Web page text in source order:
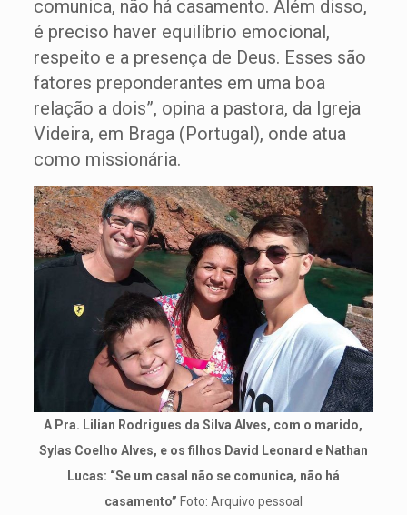
comunica, não há casamento. Além disso,
é preciso haver equilíbrio emocional,
respeito e a presença de Deus. Esses são
fatores preponderantes em uma boa
relação a dois”, opina a pastora, da Igreja
Videira, em Braga (Portugal), onde atua
como missionária.
A Pra. Lilian Rodrigues da Silva Alves, com o marido,
Sylas Coelho Alves, e os filhos David Leonard e Nathan
Lucas: “Se um casal não se comunica, não há
casamento” Foto: Arquivo pessoal